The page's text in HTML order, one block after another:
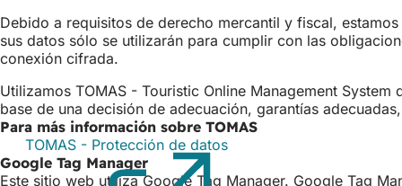
Debido a requisitos de derecho mercantil y fiscal,
sus datos sólo se utilizarán para cumplir con las
conexión cifrada.
Utilizamos TOMAS - Touristic Online Management
base de una decisión de adecuación, garantías
Para más información sobre TOMAS
TOMAS - Protección de datos
en
Google Tag Manager
Este sitio web utiliza Google Tag Manager. Google Tag